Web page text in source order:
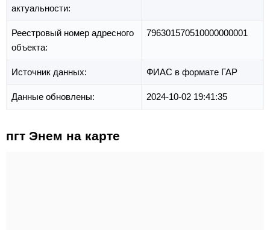
актуальности:
Реестровый номер адресного
объекта:
796301570510000000001
Источник данных: ФИАС в формате ГАР
Данные обновлены: 2024-10-02 19:41:35
пгт Энем на карте